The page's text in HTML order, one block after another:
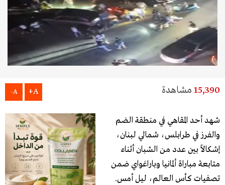
15,390 مشاهدة A+
A-
شهد أحد المقاهي في منطقة الضم
والفرز في طرابلس، شمالي لبنان،
إشكالاً بين عدد من الشبان أثناء
متابعة مباراة ألمانيا وباراغواي ضمن
تصفيات كأس العالم، ليل أمس.